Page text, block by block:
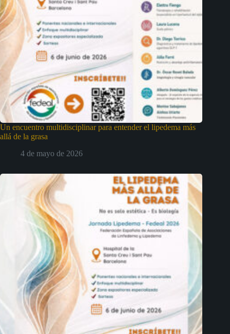
Un encuentro multidisciplinar para entender el lipedema más
allá de la grasa
4 de mayo de 2026